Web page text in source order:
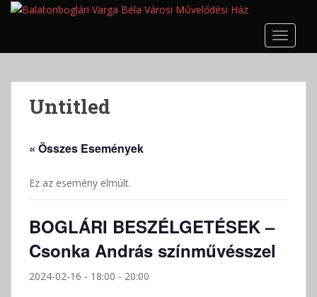
p
Untitled
« Összes Események
Ez az esemény elmúlt.
BOGLÁRI BESZÉLGETÉSEK –
Csonka András színművésszel
2024-02-16 - 18:00 - 20:00